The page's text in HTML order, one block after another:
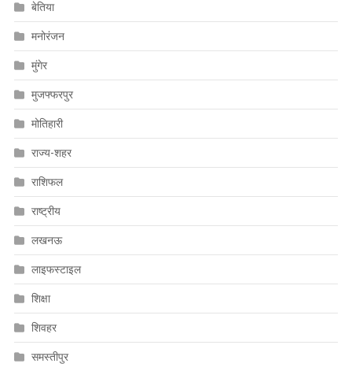
बेतिया
मनोरंजन
मुंगेर
मुजफ्फरपुर
मोतिहारी
राज्य-शहर
राशिफल
राष्ट्रीय
लखनऊ
लाइफस्टाइल
शिक्षा
शिवहर
समस्तीपुर